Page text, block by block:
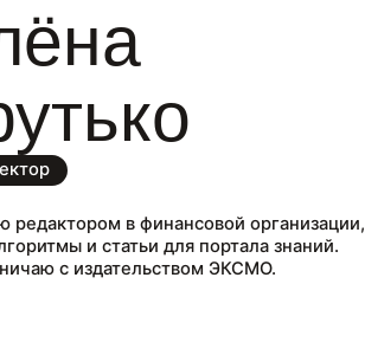
редактором в финансовой организации,
и статьи для портала знаний.
с издательством ЭКСМО.